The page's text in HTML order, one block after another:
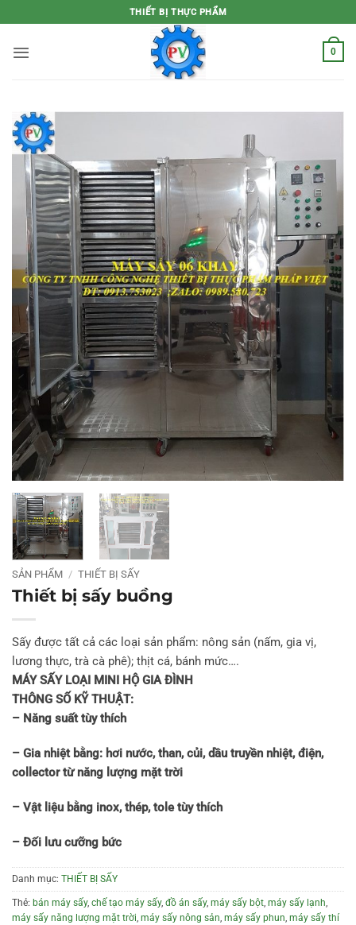
qua
nội
THIẾT BỊ THỰC PHẨM
0
SẢN PHẨM / THIẾT BỊ SẤY
Thiết bị sấy buồng
Sấy được tất cả các loại sản phẩm: nông sản (nấm, gia vị,
lương thực, trà cà phê); thịt cá, bánh mức….
MÁY SẤY LOẠI MINI HỘ GIA ĐÌNH
THÔNG SỐ KỸ THUẬT:
– Năng suất tùy thích
– Gia nhiệt bằng: hơi nước, than, củi, dầu truyền nhiệt, điện,
collector từ năng lượng mặt trời
– Vật liệu bằng inox, thép, tole tùy thích
– Đối lưu cưỡng bức
Danh mục: THIẾT BỊ SẤY
Thẻ: bán máy sấy, chế tạo máy sấy, đồ án sấy, máy sấy bột, máy sấy lạnh,
máy sấy năng lượng mặt trời, máy sấy nông sản, máy sấy phun, máy sấy thí